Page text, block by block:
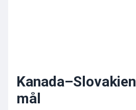
Kanada–Slovakien
mål